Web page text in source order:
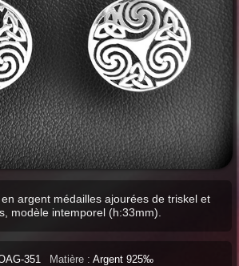
argent médailles ajourées de triskel et
modèle intemporel (h:33mm).
351 Matière : Argent 925‰